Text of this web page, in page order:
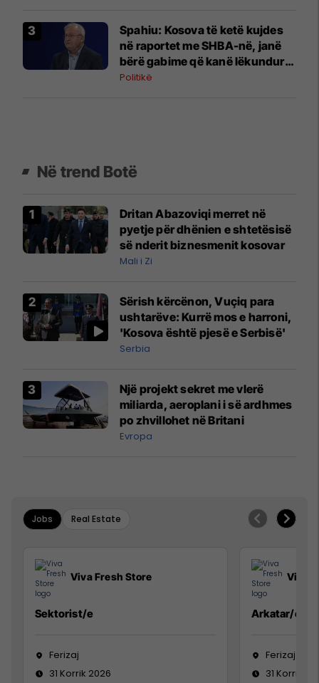
Spahiu: Kosova të ketë kujdes
në raportet me SHBA-në, janë
bërë gabime që kanë lëkundur
besimin
Politikë
Në trend Botë
Dritan Abazoviqi merret në
pyetje për dhënien e shtetësisë
së nderit biznesmenit kosovar
Mali i Zi
Sërish kërcënon, Vuçiq para
ushtarëve: Kurrë mos e harroni,
'Kosova është pjesë e Serbisë'
Serbia
Një projekt sekret me vlerë
miliarda, aeroplani i së ardhmes
po zhvillohet në Britani
Evropa
Jobs Real Estate
Viva Fresh Store
Sektorist/e
Ferizaj
31 Korrik 2026
Viva
Arkatar/e
Ferizaj
31 Korrik